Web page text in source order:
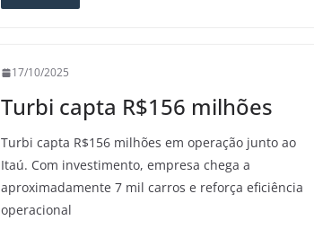
17/10/2025
Turbi capta R$156 milhões
Turbi capta R$156 milhões em operação junto ao
Itaú. Com investimento, empresa chega a
aproximadamente 7 mil carros e reforça eficiência
operacional